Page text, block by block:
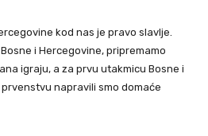
kod nas je pravo slavlje.
i Hercegovine, pripremamo
igraju, a za prvu utakmicu Bosne i
napravili smo domaće